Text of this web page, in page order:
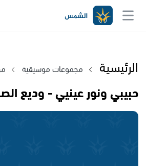
الرئيسية مجموعات موسيقية
حبيبي ونور عينيي - وديع